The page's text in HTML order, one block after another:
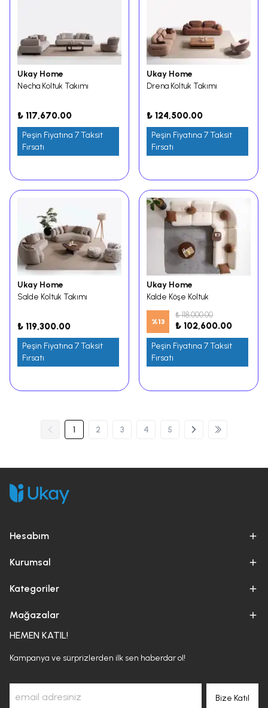
Ukay Home
Necha Koltuk Takımı
₺ 117,670.00
Peşin Fiyatına 7 Taksit
Fırsatı
Ukay Home
Drena Koltuk Takımı
₺ 124,500.00
Peşin Fiyatına 7 Taksit
Fırsatı
Ukay Home
Salde Koltuk Takımı
₺ 119,300.00
Peşin Fiyatına 7 Taksit
Fırsatı
Ukay Home
Kalde Köşe Koltuk
%13
₺ 118,000.00
₺ 102,600.00
Peşin Fiyatına 7 Taksit
Fırsatı
1 2 3 4 5
Hesabım
Kurumsal
Kategoriler
Mağazalar
HEMEN KATIL!
Kampanya ve sürprizlerden ilk sen haberdar ol!
Bize Katıl